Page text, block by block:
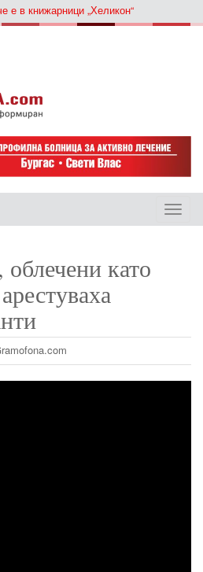
е в книжарници „Хеликон“
Toggle
като